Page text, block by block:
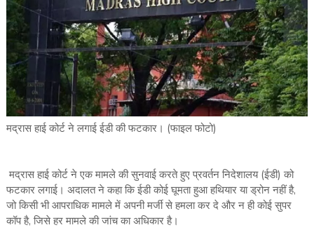
मद्रास हाई कोर्ट ने लगाई ईडी की फटकार। (फाइल फोटो)
मद्रास हाई कोर्ट ने एक मामले की सुनवाई करते हुए प्रवर्तन निदेशालय (ईडी) को
फटकार लगाई। अदालत ने कहा कि ईडी कोई घूमता हुआ हथियार या ड्रोन नहीं है,
जो किसी भी आपराधिक मामले में अपनी मर्जी से हमला कर दे और न ही कोई सुपर
कॉप है, जिसे हर मामले की जांच का अधिकार है।